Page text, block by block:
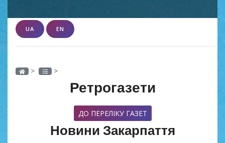
UA EN
> >
Ретрогазети
ДО ПЕРЕЛІКУ ГАЗЕТ
Новини Закарпаття